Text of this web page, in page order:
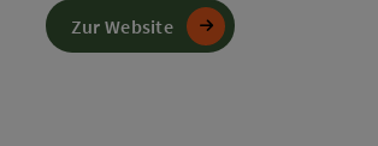
Zur Website